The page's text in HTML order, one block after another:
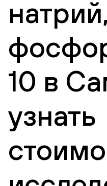
натрий,
10 в
узнать